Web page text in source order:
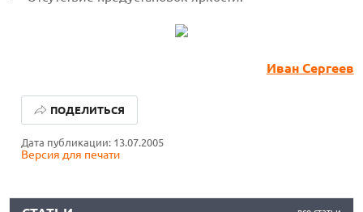
Иван Сергеев
Дата публикации: 13.07.2005
Версия для печати
ПОДЕЛИТЬСЯ
ЛУЧШИЕ ВИДЕОРЕГИСТРАТОРЫ В 2026 ГОДУ
КАК БЕЗОПАСНО КУПИТЬ Б/У СМАРТФОН